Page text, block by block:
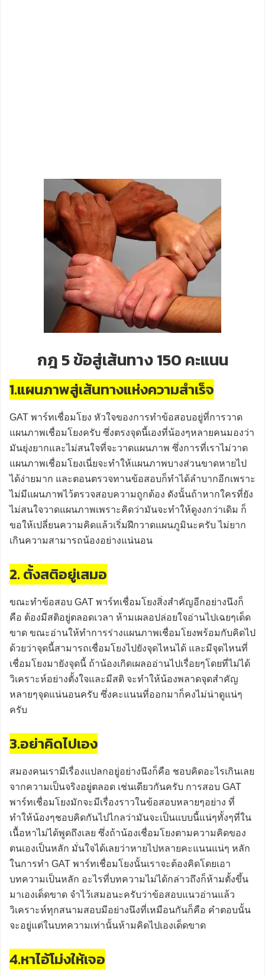
กฎ 5 ข้อสู่เส้นทาง 150 คะแนน
1.แผนภาพสู่เส้นทางแห่งความสำเร็จ
GAT พาร์ทเชื่อมโยง หัวใจของการทำข้อสอบอยู่ที่การวาด
แผนภาพเชื่อมโยงครับ ซึ่งตรงจุดนี้เองที่น้องๆหลายคนมองว่า
มันยุ่งยากและไม่สนใจที่จะวาดแผนภาพ ซึ่งการที่เราไม่วาด
แผนภาพเชื่อมโยงเนี่ยจะทำให้แผนภาพบางส่วนขาดหายไป
ได้ง่ายมาก และตอนตรวจทานข้อสอบก็ทำได้ลำบากอีกเพราะ
ไม่มีแผนภาพไว้ตรวจสอบความถูกต้อง ดังนั้นถ้าหากใครที่ยัง
ไม่สนใจวาดแผนภาพเพราะคิดว่ามันจะทำให้ดูงงกว่าเดิม ก็
ขอให้เปลี่ยนความคิดแล้วเริ่มฝึกวาดแผนภูมินะครับ ไม่ยาก
เกินความสามารถน้องอย่างแน่นอน
2. ตั้งสติอยู่เสมอ
ขณะทำข้อสอบ GAT พาร์ทเชื่อมโยงสิ่งสำคัญอีกอย่างนึงก็
คือ ต้องมีสติอยู่ตลอดเวลา ห้ามเผลอปล่อยใจอ่านไปเฉยๆเด็ด
ขาด ขณะอ่านให้ทำการร่างแผนภาพเชื่อมโยงพร้อมกับคิดไป
ด้วยว่าจุดนี้สามารถเชื่อมโยงไปยังจุดไหนได้ และมีจุดไหนที่
เชื่อมโยงมายังจุดนี้ ถ้าน้องเกิดเผลออ่านไปเรื่อยๆโดยที่ไม่ได้
วิเคราะห์อย่างตั้งใจและมีสติ จะทำให้น้องพลาดจุดสำคัญ
หลายๆจุดแน่นอนครับ ซึ่งคะแนนที่ออกมาก็คงไม่น่าดูแน่ๆ
ครับ
3.อย่าคิดไปเอง
สมองคนเรามีเรื่องแปลกอยู่อย่างนึงก็คือ ชอบคิดอะไรเกินเลย
จากความเป็นจริงอยู่ตลอด เช่นเดียวกันครับ การสอบ GAT
พาร์ทเชื่อมโยงมักจะมีเรื่องราวในข้อสอบหลายๆอย่าง ที่
ทำให้น้องๆชอบคิดกันไปไกลว่ามันจะเป็นแบบนี้แน่ๆทั้งๆที่ใน
เนื้อหาไม่ได้พูดถึงเลย ซึ่งถ้าน้องเชื่อมโยงตามความคิดของ
ตนเองเป็นหลัก มั่นใจได้เลยว่าหายไปหลายคะแนนแน่ๆ หลัก
ในการทำ GAT พาร์ทเชื่อมโยงนั้นเราจะต้องคิดโดยเอา
บทความเป็นหลัก อะไรที่บทความไม่ได้กล่าวถึงก็ห้ามตั้งขึ้น
มาเองเด็ดขาด จำไว้เสมอนะครับว่าข้อสอบแนวอ่านแล้ว
วิเคราะห์ทุกสนามสอบมีอย่างนึงที่เหมือนกันก็คือ คำตอบนั้น
จะอยู่แต่ในบทความเท่านั้นห้ามคิดไปเองเด็ดขาด
4.หาไอ้โม่งให้เจอ